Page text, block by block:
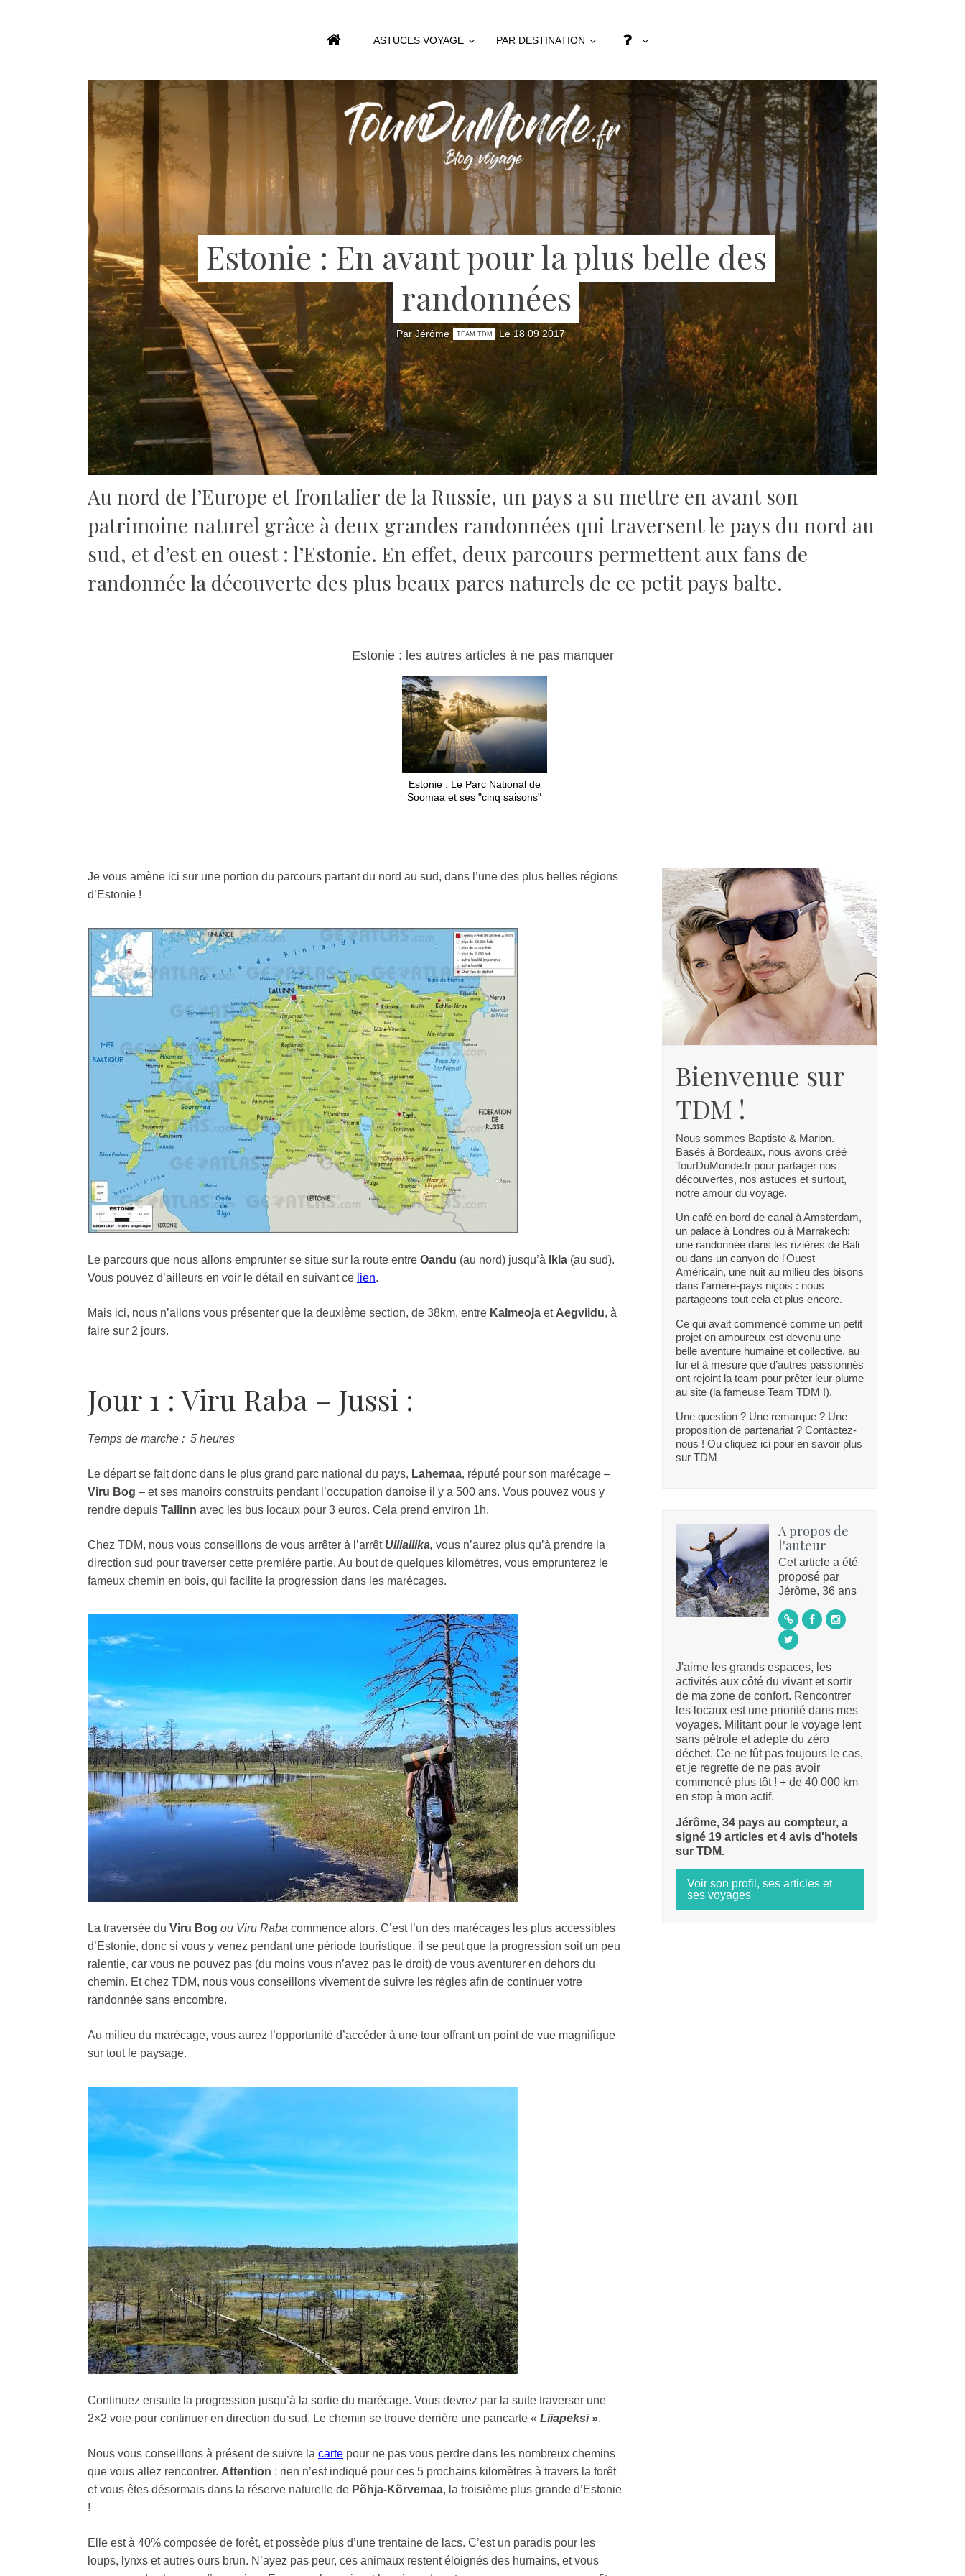
ASTUCES VOYAGE PAR DESTINATION
Estonie : En avant pour la plus belle des
randonnées
Par Jérôme TEAM TDM Le 18 09 2017
Au nord de l’Europe et frontalier de la Russie, un pays a su mettre en avant son
patrimoine naturel grâce à deux grandes randonnées qui traversent le pays du nord au
sud, et d’est en ouest : l’Estonie. En effet, deux parcours permettent aux fans de
randonnée la découverte des plus beaux parcs naturels de ce petit pays balte.
Estonie : les autres articles à ne pas manquer
Estonie : Le Parc National de
Soomaa et ses "cinq saisons"
Je vous amène ici sur une portion du parcours partant du nord au sud, dans l’une des plus belles régions
d’Estonie !
Le parcours que nous allons emprunter se situe sur la route entre Oandu (au nord) jusqu’à Ikla (au sud).
Vous pouvez d’ailleurs en voir le détail en suivant ce lien.
Mais ici, nous n’allons vous présenter que la deuxième section, de 38km, entre Kalmeoja et Aegviidu, à
faire sur 2 jours.
Jour 1 : Viru Raba – Jussi :
Temps de marche : 5 heures
Le départ se fait donc dans le plus grand parc national du pays, Lahemaa, réputé pour son marécage –
Viru Bog – et ses manoirs construits pendant l’occupation danoise il y a 500 ans. Vous pouvez vous y
rendre depuis Tallinn avec les bus locaux pour 3 euros. Cela prend environ 1h.
Chez TDM, nous vous conseillons de vous arrêter à l’arrêt Ulliallika, vous n’aurez plus qu’à prendre la
direction sud pour traverser cette première partie. Au bout de quelques kilomètres, vous emprunterez le
fameux chemin en bois, qui facilite la progression dans les marécages.
La traversée du Viru Bog ou Viru Raba commence alors. C’est l’un des marécages les plus accessibles
d’Estonie, donc si vous y venez pendant une période touristique, il se peut que la progression soit un peu
ralentie, car vous ne pouvez pas (du moins vous n’avez pas le droit) de vous aventurer en dehors du
chemin. Et chez TDM, nous vous conseillons vivement de suivre les règles afin de continuer votre
randonnée sans encombre.
Au milieu du marécage, vous aurez l’opportunité d’accéder à une tour offrant un point de vue magnifique
sur tout le paysage.
Continuez ensuite la progression jusqu’à la sortie du marécage. Vous devrez par la suite traverser une
2×2 voie pour continuer en direction du sud. Le chemin se trouve derrière une pancarte « Liiapeksi ».
Nous vous conseillons à présent de suivre la carte pour ne pas vous perdre dans les nombreux chemins
que vous allez rencontrer. Attention : rien n’est indiqué pour ces 5 prochains kilomètres à travers la forêt
et vous êtes désormais dans la réserve naturelle de Põhja-Kõrvemaa, la troisième plus grande d’Estonie
!
Elle est à 40% composée de forêt, et possède plus d’une trentaine de lacs. C’est un paradis pour les
loups, lynxs et autres ours brun. N’ayez pas peur, ces animaux restent éloignés des humains, et vous
Bienvenue sur
TDM !
Nous sommes Baptiste & Marion.
Basés à Bordeaux, nous avons créé
TourDuMonde.fr pour partager nos
découvertes, nos astuces et surtout,
notre amour du voyage.
Un café en bord de canal à Amsterdam,
un palace à Londres ou à Marrakech;
une randonnée dans les rizières de Bali
ou dans un canyon de l'Ouest
Américain, une nuit au milieu des bisons
dans l’arrière-pays niçois : nous
partageons tout cela et plus encore.
Ce qui avait commencé comme un petit
projet en amoureux est devenu une
belle aventure humaine et collective, au
fur et à mesure que d’autres passionnés
ont rejoint la team pour prêter leur plume
au site (la fameuse Team TDM !).
Une question ? Une remarque ? Une
proposition de partenariat ? Contactez-
nous ! Ou cliquez ici pour en savoir plus
sur TDM
A propos de
l'auteur
Cet article a été
proposé par
Jérôme, 36 ans
J'aime les grands espaces, les
activités aux côté du vivant et sortir
de ma zone de confort. Rencontrer
les locaux est une priorité dans mes
voyages. Militant pour le voyage lent
sans pétrole et adepte du zéro
déchet. Ce ne fût pas toujours le cas,
et je regrette de ne pas avoir
commencé plus tôt ! + de 40 000 km
en stop à mon actif.
Jérôme, 34 pays au compteur, a
signé 19 articles et 4 avis d'hotels
sur TDM.
Voir son profil, ses articles et
ses voyages